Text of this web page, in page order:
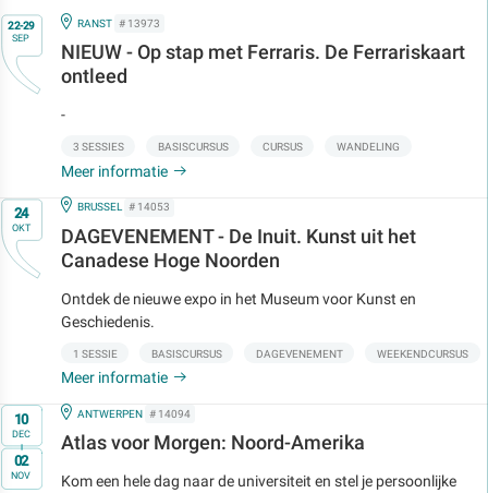
Op22-29
SEP
IN
RANST # 13973
NIEUW - Op stap met Ferraris. De Ferrariskaart
ontleed
-
3 SESSIES BASISCURSUS CURSUS WANDELING
Meer informatie
Op24
OKT
IN
BRUSSEL # 14053
DAGEVENEMENT - De Inuit. Kunst uit het
Canadese Hoge Noorden
Ontdek de nieuwe expo in het Museum voor Kunst en
Geschiedenis.
1 SESSIE BASISCURSUS DAGEVENEMENT WEEKENDCURSUS
Meer informatie
Op10
DEC
t/m
02
NOV
IN
ANTWERPEN # 14094
Atlas voor Morgen: Noord-Amerika
Kom een hele dag naar de universiteit en stel je persoonlijke